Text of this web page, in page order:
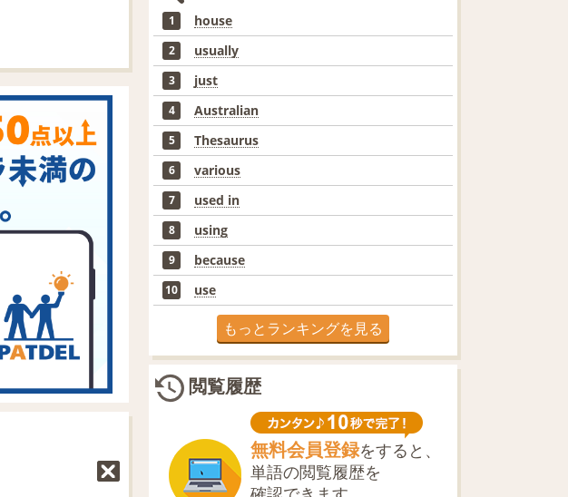
1 house
2 usually
3 just
4 Australian
5 Thesaurus
6 various
7 used in
8 using
9 because
10 use
もっとランキングを見る
閲覧履歴
無料会員登録をすると、
単語の閲覧履歴を